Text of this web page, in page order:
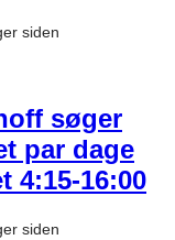
siden
søger
par dage
4:15-16:00
siden